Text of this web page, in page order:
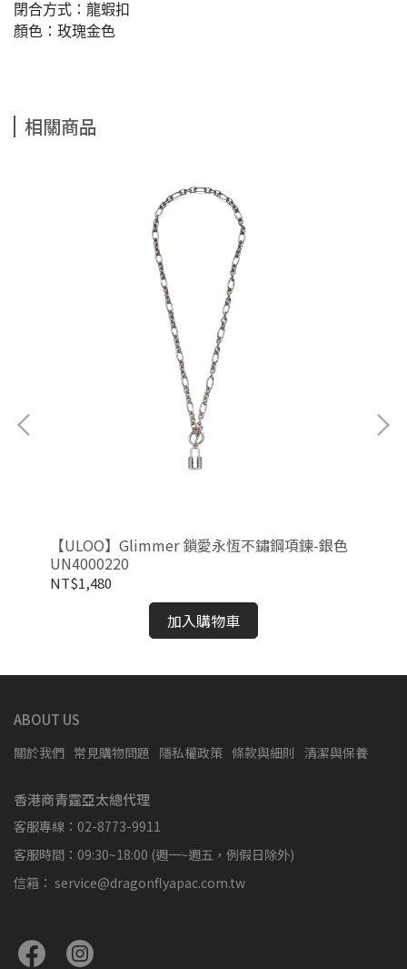
閉合方式：龍蝦扣
顏色：玫瑰金色
相關商品
【ULOO】Glimmer 鎖愛永恆不鏽鋼項鍊-銀色
UN4000220
NT$1,480
加入購物車
ABOUT US
關於我們 常見購物問題 隱私權政策 條款與細則 清潔與保養
香港商青霆亞太總代理
客服專線：02-8773-9911
客服時間：09:30~18:00 (週一~週五，例假日除外)
信箱： service@dragonflyapac.com.tw